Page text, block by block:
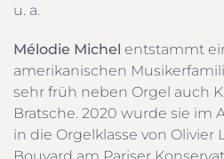
u. a.
Mélodie Michel entstammt
amerikanischen
sehr früh neben Orgel auch
Bratsche. 2020 wurde sie im
in die Orgelklasse von Olivier